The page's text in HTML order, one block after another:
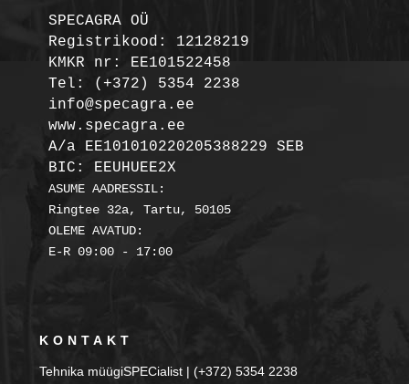
SPECAGRA OÜ
Registrikood: 12128219
KMKR nr: EE101522458
Tel: (+372) 5354 2238
info@specagra.ee
A/a EE101010220205388229 SEB
BIC: EEUHUEE2X
ASUME AADRESSIL:
Ringtee 32a, Tartu, 50105
OLEME AVATUD:
E-R 09:00 - 17:00
KONTAKT
Tehnika müügiSPECialist | (+372) 5354 2238